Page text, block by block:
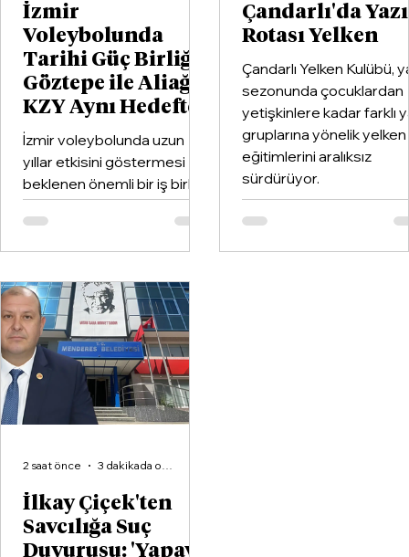
İzmir
Voleybolunda
Tarihi Güç Birliği:
Göztepe ile Aliağa
KZY Aynı Hedefte
İzmir voleybolunda uzun
yıllar etkisini göstermesi
beklenen önemli bir iş birliği
hayata geçirildi. Kentin köklü
kulüplerinden Göztepe
Spor Kulübü ile İzmir'in en
organizasyonlarından
Aliağa KZY Spor Kulübü,
voleybol branşında güçlerini
birleştiren kapsamlı bir iş
birliği protokolüne imza attı.
Çandarlı'da
Rotası Yelken
Çandarlı Yelken Kulübü,
sezonunda çocuklardan
yetişkinlere kadar farklı
gruplarına yönelik yelken
eğitimlerini aralıksız
sürdürüyor.
İlkay Çiçek'ten
Savcılığa Suç
Duyurusu: 'Yapay
2 saat önce 3 dakikada okunur